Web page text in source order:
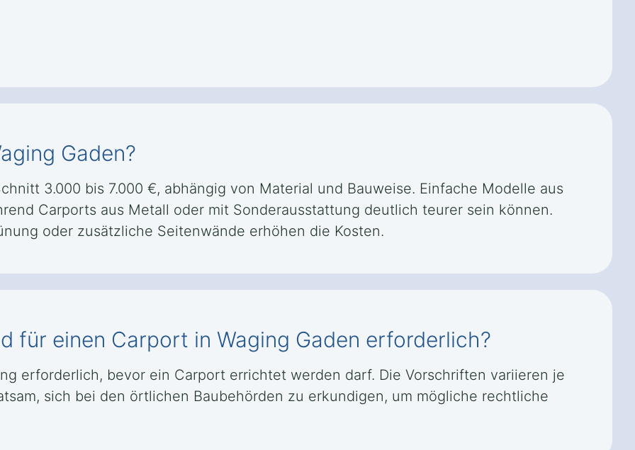
Gaden?
3.000 bis 7.000 €, abhängig von Material und Bauweise. Einfache Modelle aus
Carports aus Metall oder mit Sonderausstattung deutlich teurer sein können.
oder zusätzliche Seitenwände erhöhen die Kosten.
für einen Carport in Waging Gaden erforderlich?
erforderlich, bevor ein Carport errichtet werden darf. Die Vorschriften variieren je
sich bei den örtlichen Baubehörden zu erkundigen, um mögliche rechtliche